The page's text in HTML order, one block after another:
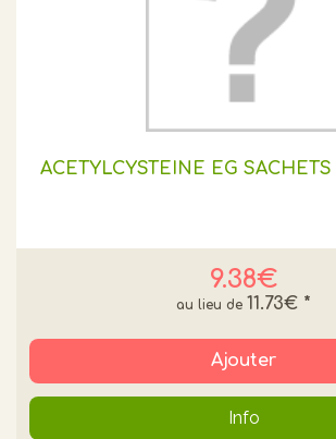
ACETYLCYSTEINE EG
9.38€
11.73€ *
Ajouter
Info